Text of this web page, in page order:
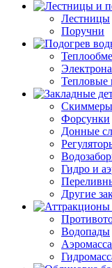
Лестницы
Поручни
Тепловые
Скиммеры
Форсунки
Донные
Гидро и
Другие
Водопады